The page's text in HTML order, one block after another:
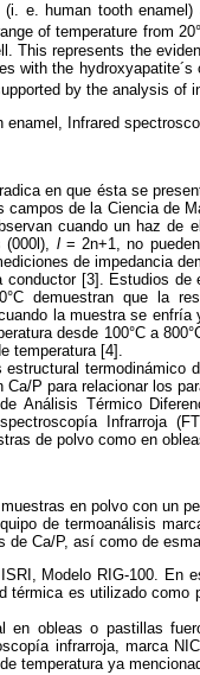
(i. e. human tooth
of temperature from
This represents the
with the
by the analysis of
enamel, Infrared
en que ésta se
de la Ciencia de
cuando un haz
l = 2n+1, no
de impedancia
[3]. Estudios
demuestran que la
la muestra se
desde 100°C a
temperatura [4].
P para relacionar los
Análisis Térmico
Infrarroja
de polvo como en
en polvo con un
de termoanálisis
Ca/P, así como de
Modelo RIG-100. En
térmica es utilizado
en obleas o pastillas
infrarroja, marca
temperatura ya